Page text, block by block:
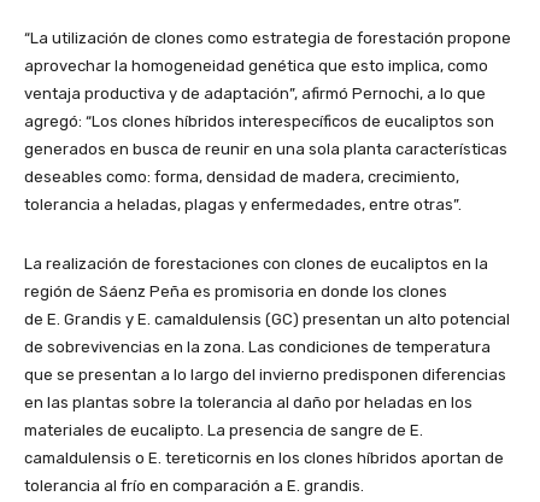
“La utilización de clones como estrategia de forestación propone
aprovechar la homogeneidad genética que esto implica, como
ventaja productiva y de adaptación”, afirmó Pernochi, a lo que
agregó: “Los clones híbridos interespecíficos de eucaliptos son
generados en busca de reunir en una sola planta características
deseables como: forma, densidad de madera, crecimiento,
tolerancia a heladas, plagas y enfermedades, entre otras”.
La realización de forestaciones con clones de eucaliptos en la
región de Sáenz Peña es promisoria en donde los clones
de E. Grandis y E. camaldulensis (GC) presentan un alto potencial
de sobrevivencias en la zona. Las condiciones de temperatura
que se presentan a lo largo del invierno predisponen diferencias
en las plantas sobre la tolerancia al daño por heladas en los
materiales de eucalipto. La presencia de sangre de E.
camaldulensis o E. tereticornis en los clones híbridos aportan de
tolerancia al frío en comparación a E. grandis.